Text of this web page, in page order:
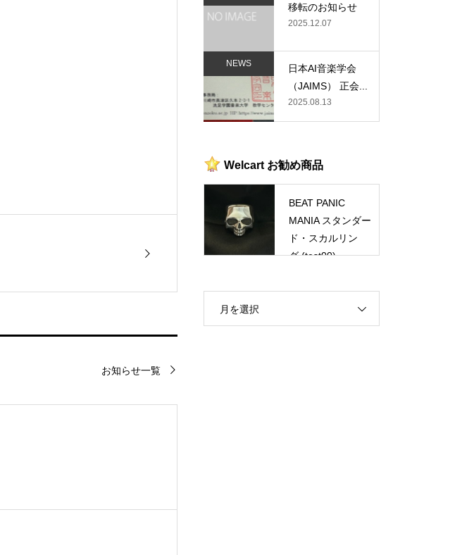
お知らせ一覧
移転のお知らせ
2025.12.07
日本AI音楽学会
（JAIMS） 正会...
2025.08.13
NEWS
Welcart お勧め商品
BEAT PANIC
MANIA スタンダー
ド・スカルリン
グ (test00)
月を選択